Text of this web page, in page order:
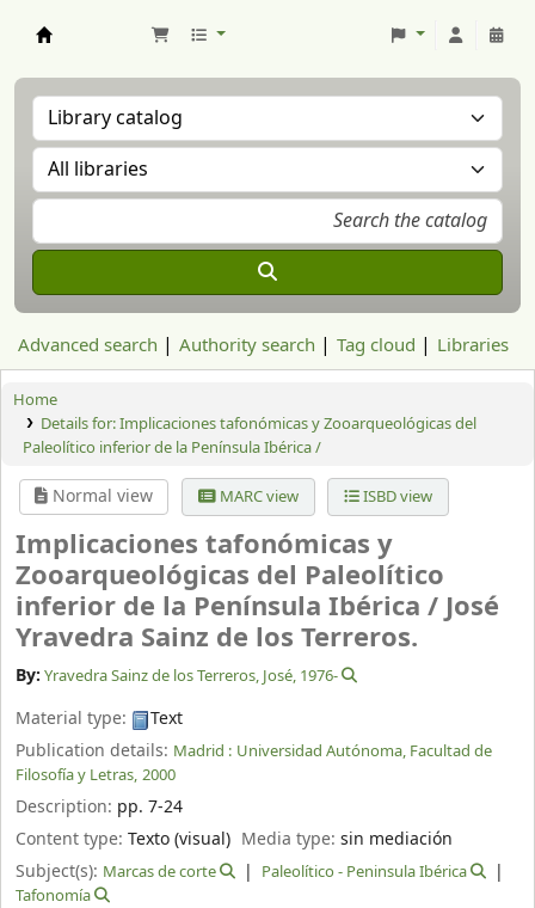
Advanced search Authority search Tag cloud Libraries
Home
Details for:Implicaciones tafonómicas y Zooarqueológicas del
Paleolítico inferior de la Península Ibérica /
Normal view MARC view ISBD view
Implicaciones tafonómicas y
Zooarqueológicas del Paleolítico
inferior de la Península Ibérica / José
Yravedra Sainz de los Terreros.
By: Yravedra Sainz de los Terreros, José, 1976-
Material type:
Text
Publication details: Madrid : Universidad Autónoma, Facultad de
Filosofía y Letras, 2000
Description: pp. 7-24
Content type: Texto (visual) Media type:sin mediación
Subject(s): Marcas de corte
Paleolítico - Peninsula Ibérica
Tafonomía